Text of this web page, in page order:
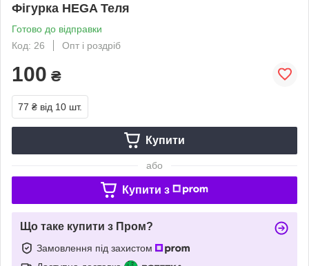
Фігурка HEGA Теля
Готово до відправки
Код: 26
Опт і роздріб
100 ₴
77 ₴ від 10 шт.
Купити
або
Купити з
Що таке купити з Пром?
Замовлення під захистом